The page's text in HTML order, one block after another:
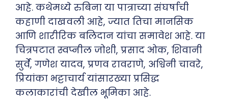
आहे. कथेमध्ये रुबिना या पात्राच्या संघर्षाची
कहाणी दाखवली आहे, ज्यात तिचा मानसिक
आणि शारीरिक बलिदान यांचा समावेश आहे. या
चित्रपटात स्वप्नील जोशी, प्रसाद ओक, शिवानी
सुर्वे, गणेश यादव, प्रणव रावराणे, अश्विनी चावरे,
प्रियांका भट्टाचार्य यांसारख्या प्रसिद्ध
कलाकारांची देखील भूमिका आहे.